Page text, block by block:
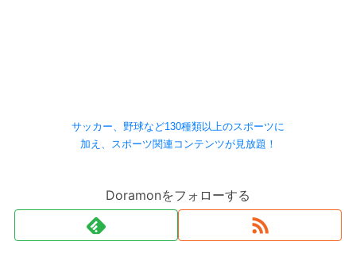
サッカー、野球など130種類以上のスポーツに
加え、スポーツ関連コンテンツが見放題！
Doramonをフォローする